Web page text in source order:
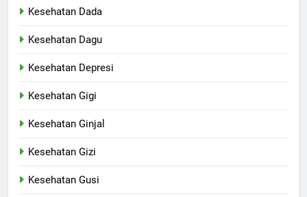
Kesehatan Dada
Kesehatan Dagu
Kesehatan Depresi
Kesehatan Gigi
Kesehatan Ginjal
Kesehatan Gizi
Kesehatan Gusi